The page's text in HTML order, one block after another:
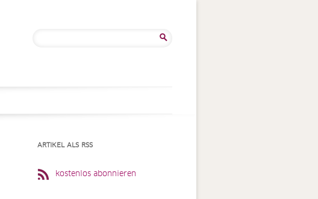
ARTIKEL ALS RSS
kostenlos abonnieren